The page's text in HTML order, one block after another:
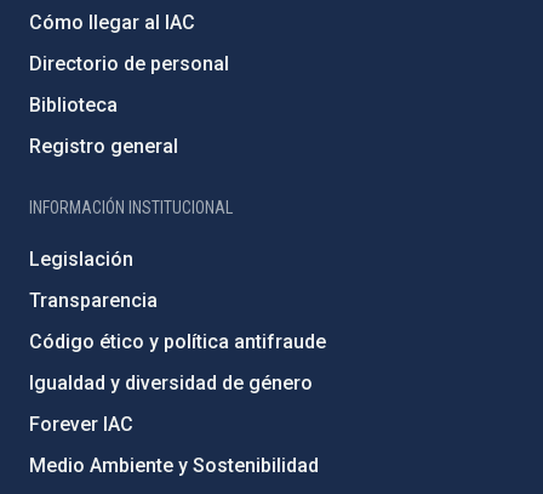
Cómo llegar al IAC
Directorio de personal
Biblioteca
Registro general
INFORMACIÓN INSTITUCIONAL
Legislación
Transparencia
Código ético y política antifraude
Igualdad y diversidad de género
Forever IAC
Medio Ambiente y Sostenibilidad